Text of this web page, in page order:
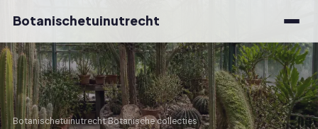
Botanischetuinutrecht
Botanischetuinutrecht›Botanische collecties